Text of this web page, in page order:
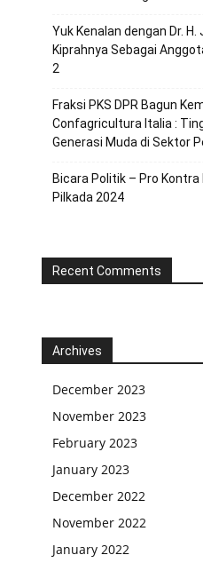
Yuk Kenalan dengan Dr.
Kiprahnya Sebagai
2
Fraksi PKS DPR Bagun
Confagricultura Italia :
Generasi Muda di Sektor
Bicara Politik – Pro
Pilkada 2024
Recent Comments
Archives
December 2023
November 2023
February 2023
January 2023
December 2022
November 2022
January 2022